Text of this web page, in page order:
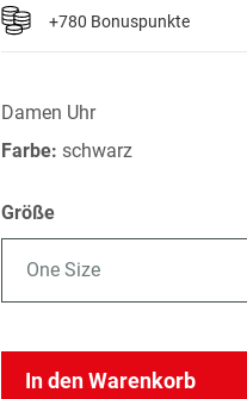
+780 Bonuspunkte
Damen Uhr
Farbe:schwarz
Größe
One Size
In den Warenkorb